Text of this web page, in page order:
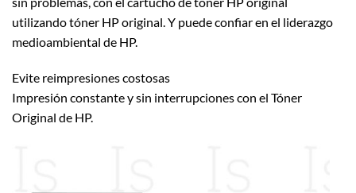
utilizando tóner HP original. Y puede confiar en el liderazgo
medioambiental de HP.
Evite reimpresiones costosas
Impresión constante y sin interrupciones con el Tóner
Original de HP.